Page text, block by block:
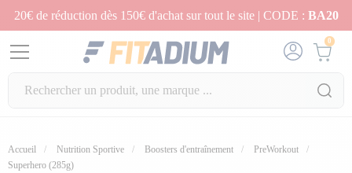
20€ de réduction dès 150€ d'achat sur tout le site | CODE : BA20
0
Accueil Nutrition Sportive Boosters d'entraînement
PreWorkout
Superhero (285g)